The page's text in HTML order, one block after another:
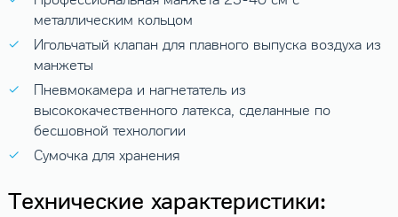
металлическим кольцом
Игольчатый клапан для плавного выпуска воздуха из
манжеты
Пневмокамера и нагнетатель из
высококачественного латекса, сделанные по
бесшовной технологии
Сумочка для хранения
Технические характеристики: